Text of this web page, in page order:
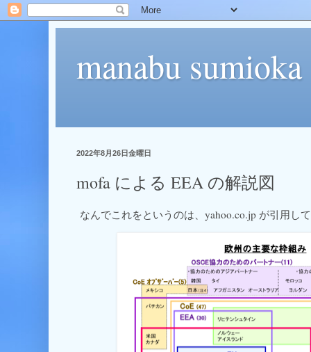
manabu sumioka
2022年8月26日金曜日
mofa による EEA の解説図
なんでこれをというのは、yahoo.co.jp が引用し